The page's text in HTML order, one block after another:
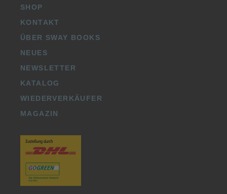
SHOP
KONTAKT
ÜBER SWAY BOOKS
NEUES
NEWSLETTER
KATALOG
WIEDERVERKÄUFER
MAGAZIN